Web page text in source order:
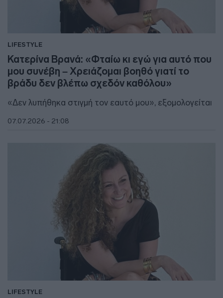
LIFESTYLE
Κατερίνα Βρανά: «Φταίω κι εγώ για αυτό που
μου συνέβη – Xρειάζομαι βοηθό γιατί το
βράδυ δεν βλέπω σχεδόν καθόλου»
«Δεν λυπήθηκα στιγμή τον εαυτό μου», εξομολογείται
07.07.2026 - 21:08
LIFESTYLE